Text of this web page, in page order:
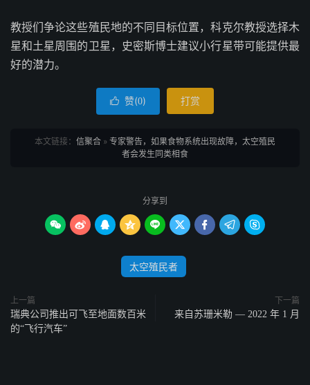
教授们争论这些殖民地的不同目标位置，科克尔教授选择木
星和土星周围的卫星，史密斯博士建议小行星带可能提供最
好的潜力。
 赞(0) 打赏
本文链接： 信聚合 » 专家警告，如果食物系统出现故障，太空殖民
者会发生同类相食
分享到
        
太空殖民者
上一篇
瑞典公司推出可飞至地面数百米
的“飞行汽车”
下一篇
来自苏珊米勒 — 2022 年 1 月